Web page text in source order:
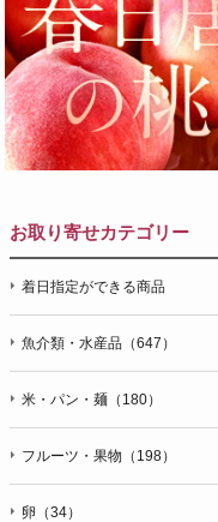
お取り寄せカテゴリー
着日指定ができる商品
魚介類・水産品（647）
米・パン・麺（180）
フルーツ・果物（198）
卵（34）